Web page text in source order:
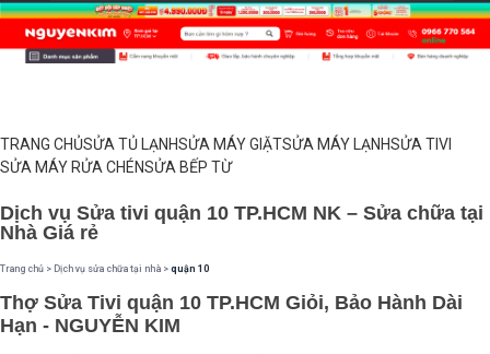
TRANG CHỦSỬA TỦ LẠNHSỬA MÁY GIẶTSỬA MÁY LẠNHSỬA TIVI
SỬA MÁY RỬA CHÉNSỬA BẾP TỪ
Dịch vụ Sửa tivi quận 10 TP.HCM NK – Sửa chữa tại
Nhà Giá rẻ
Trang chủ > Dịch vụ sửa chữa tại nhà > quận 10
Thợ Sửa Tivi quận 10 TP.HCM Giỏi, Bảo Hành Dài
Hạn - NGUYỄN KIM